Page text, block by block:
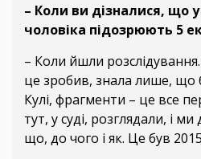
– Коли ви дізналися, що
чоловіка підозрюють 5
– Коли йшли
це зробив, знала лише, що
Кулі, фрагменти – це все
тут, у суді, розглядали, і ми
що, до чого і як. Це був